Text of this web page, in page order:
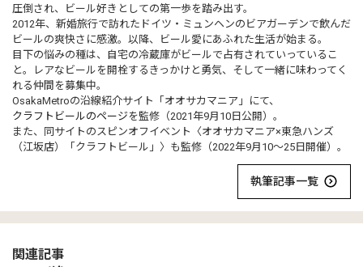
圧倒され、ビール好きとしての第一歩を踏み出す。
2012年、新婚旅行で訪れたドイツ・ミュンヘンのビアガーデンで飲んだ
ビールの爽快さに感激。以降、ビール愛にあふれた生活が始まる。
目下の悩みの種は、自宅の冷蔵庫がビールで占有されていっているこ
と。レアなビールを開栓するきっかけと勇気、そして一緒に味わってく
れる仲間を募集中。
OsakaMetroの沿線紹介サイト「オオサカマニア」にて、
クラフトビールのページ を監修（2021年9月10日公開）。
また、同サイトのスピンオフイベント〈オオサカマニア×東急ハンズ
（江坂店）「クラフトビール」〉も監修（2022年9月10〜25日開催）。
執筆記事一覧
関連記事